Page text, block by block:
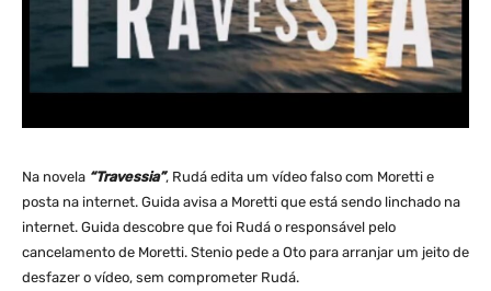
Na novela “Travessia”, Rudá edita um vídeo falso com Moretti e
posta na internet. Guida avisa a Moretti que está sendo linchado na
internet. Guida descobre que foi Rudá o responsável pelo
cancelamento de Moretti. Stenio pede a Oto para arranjar um jeito de
desfazer o vídeo, sem comprometer Rudá.